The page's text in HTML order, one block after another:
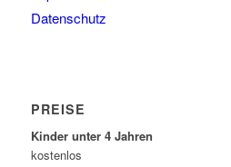
Datenschutz
PREISE
Kinder unter 4 Jahren
kostenlos